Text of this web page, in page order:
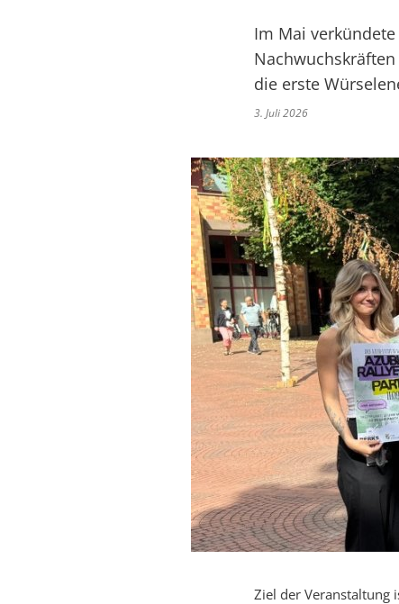
Im Mai
die erste
3. Juli 2026
Ziel der Veranstaltung